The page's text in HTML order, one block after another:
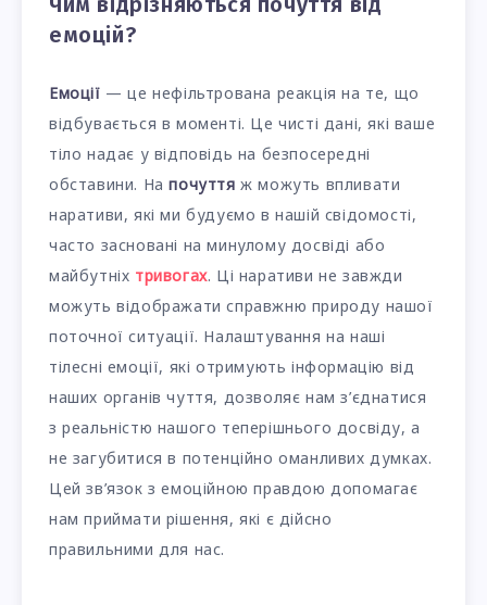
емоцій?
Емоції — це нефільтрована реакція на те, що
відбувається в моменті. Це чисті дані, які ваше
тіло надає у відповідь на безпосередні
обставини. Напочуття ж можуть впливати
наративи, які ми будуємо в нашій свідомості,
часто засновані на минулому досвіді або
майбутніх тривогах. Ці наративи не завжди
можуть відображати справжню природу нашої
поточної ситуації. Налаштування на наші
тілесні емоції, які отримують інформацію від
наших органів чуття, дозволяє нам з’єднатися
з реальністю нашого теперішнього досвіду, а
не загубитися в потенційно оманливих думках.
Цей зв’язок з емоційною правдою допомагає
нам приймати рішення, які є дійсно
правильними для нас.